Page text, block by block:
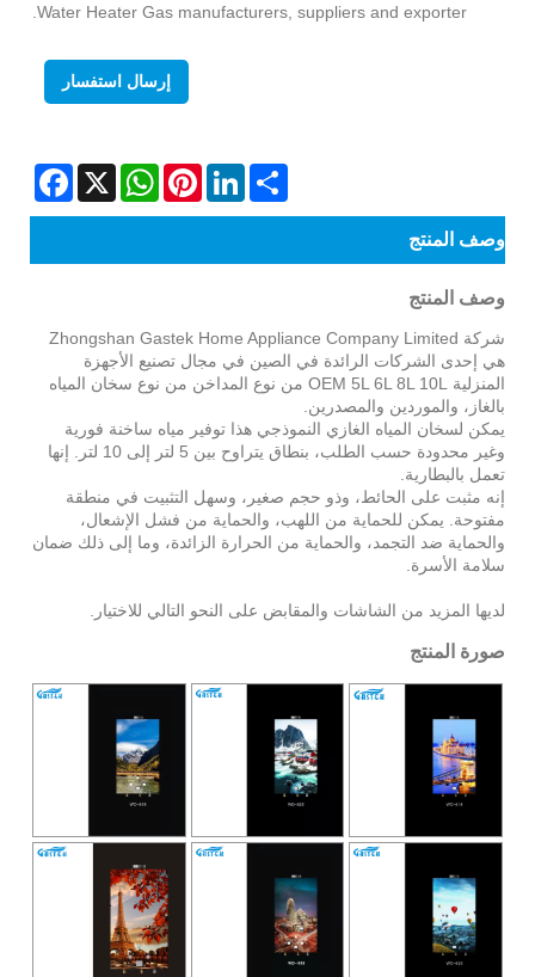
Water Heater Gas manufacturers, suppliers and exporter.
إرسال استفسار
X
WhatsAppPinterestLinkedInShare
وصف المنتج
وصف المنتج
شركة Zhongshan Gastek Home Appliance Company Limited
هي إحدى الشركات الرائدة في الصين في مجال تصنيع الأجهزة
المنزلية OEM 5L 6L 8L 10L من نوع المداخن من نوع سخان المياه
بالغاز، والموردين والمصدرين.
يمكن لسخان المياه الغازي النموذجي هذا توفير مياه ساخنة فورية
وغير محدودة حسب الطلب، بنطاق يتراوح بين 5 لتر إلى 10 لتر. إنها
تعمل بالبطارية.
إنه مثبت على الحائط، وذو حجم صغير، وسهل التثبيت في منطقة
مفتوحة. يمكن للحماية من اللهب، والحماية من فشل الإشعال،
والحماية ضد التجمد، والحماية من الحرارة الزائدة، وما إلى ذلك ضمان
سلامة الأسرة.
لديها المزيد من الشاشات والمقابض على النحو التالي للاختيار.
صورة المنتج